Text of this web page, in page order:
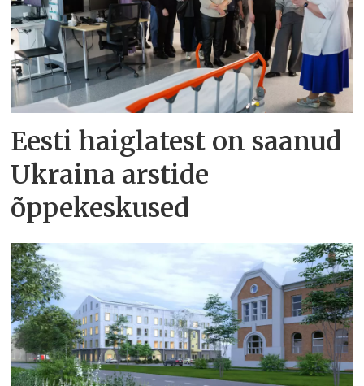
Eesti haiglatest on saanud
Ukraina arstide
õppekeskused